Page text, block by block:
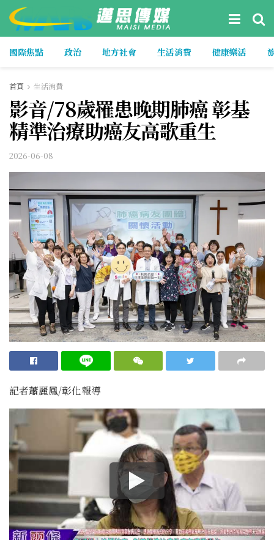
國際焦點 政治 地方社會 生活消費 健康樂活
首頁 生活消費
影音/78歲罹患晚期肺癌 彰基
精準治療助癌友高歌重生
2026-06-08
記者蕭麗鳳/彰化報導